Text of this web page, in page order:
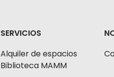
SERVICIOS
Alquiler de espacios
Biblioteca MAMM